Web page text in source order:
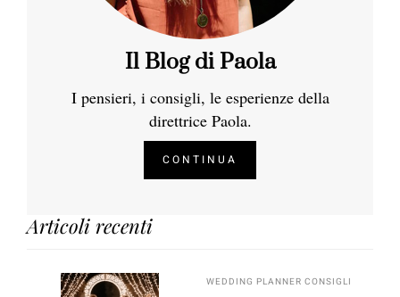
Il Blog di Paola
I pensieri, i consigli, le esperienze della
direttrice Paola.
CONTINUA
Articoli recenti
WEDDING PLANNER CONSIGLI